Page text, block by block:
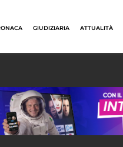
GIUDIZIARIA ATTUALITÀ